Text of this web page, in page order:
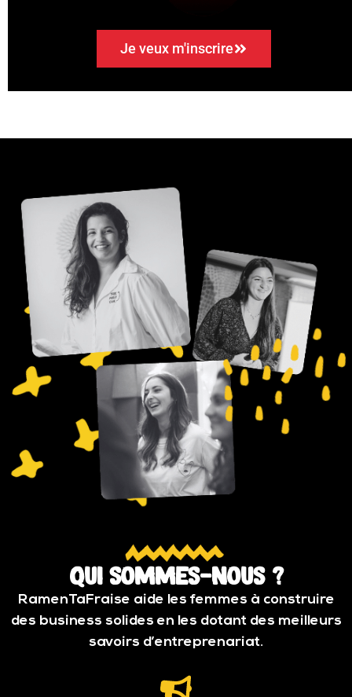
Je veux m'inscrire
Qui sommes-nous ?
RamenTaFraise aide les femmes à construire
des business solides en les dotant des meilleurs
savoirs d’entreprenariat.